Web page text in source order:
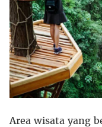
Area wisata yang